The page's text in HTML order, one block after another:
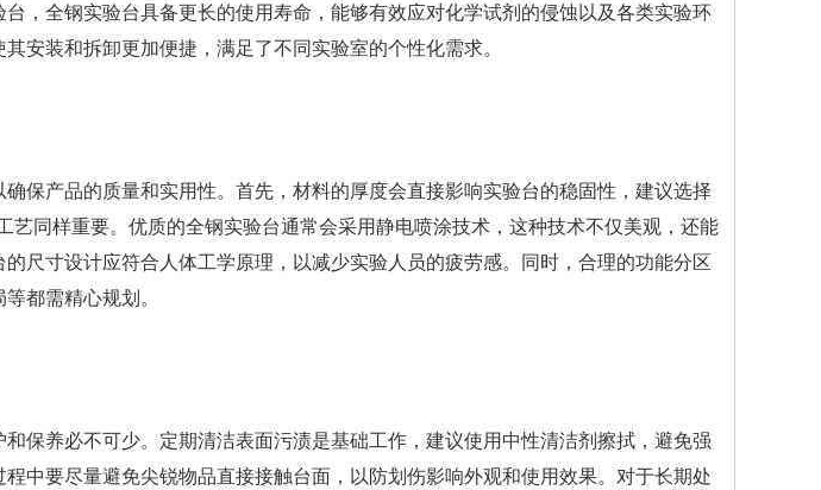
，全钢实验台具备更长的使用寿命，能够有效应对化学试剂的侵蚀以及各类实验环
安装和拆卸更加便捷，满足了不同实验室的个性化需求。
保产品的质量和实用性。首先，材料的厚度会直接影响实验台的稳固性，建议选择
艺同样重要。优质的全钢实验台通常会采用静电喷涂技术，这种技术不仅美观，还能
尺寸设计应符合人体工学原理，以减少实验人员的疲劳感。同时，合理的功能分区
都需精心规划。
保养必不可少。定期清洁表面污渍是基础工作，建议使用中性清洁剂擦拭，避免强
中要尽量避免尖锐物品直接接触台面，以防划伤影响外观和使用效果。对于长期处